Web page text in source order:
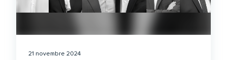
21 novembre 2024